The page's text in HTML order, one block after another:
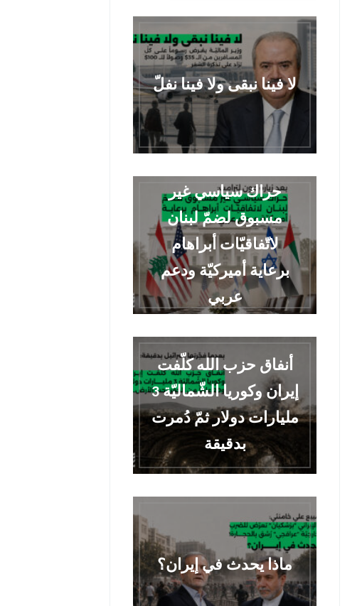
لا فينا نبقى ولا فينا نفلّ
حراك سياسي غير
مسبوق لضمّ لبنان
لاتّفاقيّات أبراهام
برعاية أميركيّة ودعم
عربي
أنفاق حزب الله كلّفت
إيران وكوريا الشّماليّة 3
مليارات دولار ثمّ دُمرت
بدقيقة
ماذا يحدث في إيران؟